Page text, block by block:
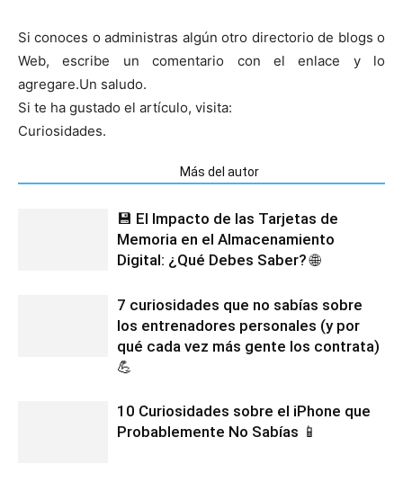
Si conoces o administras algún otro directorio de blogs o
Web, escribe un comentario con el enlace y lo
agregare.Un saludo.
Si te ha gustado el artículo, visita:
Curiosidades.
Más del autor
💾 El Impacto de las Tarjetas de
Memoria en el Almacenamiento
Digital: ¿Qué Debes Saber? 🌐
7 curiosidades que no sabías sobre
los entrenadores personales (y por
qué cada vez más gente los contrata)
💪
10 Curiosidades sobre el iPhone que
Probablemente No Sabías 📱